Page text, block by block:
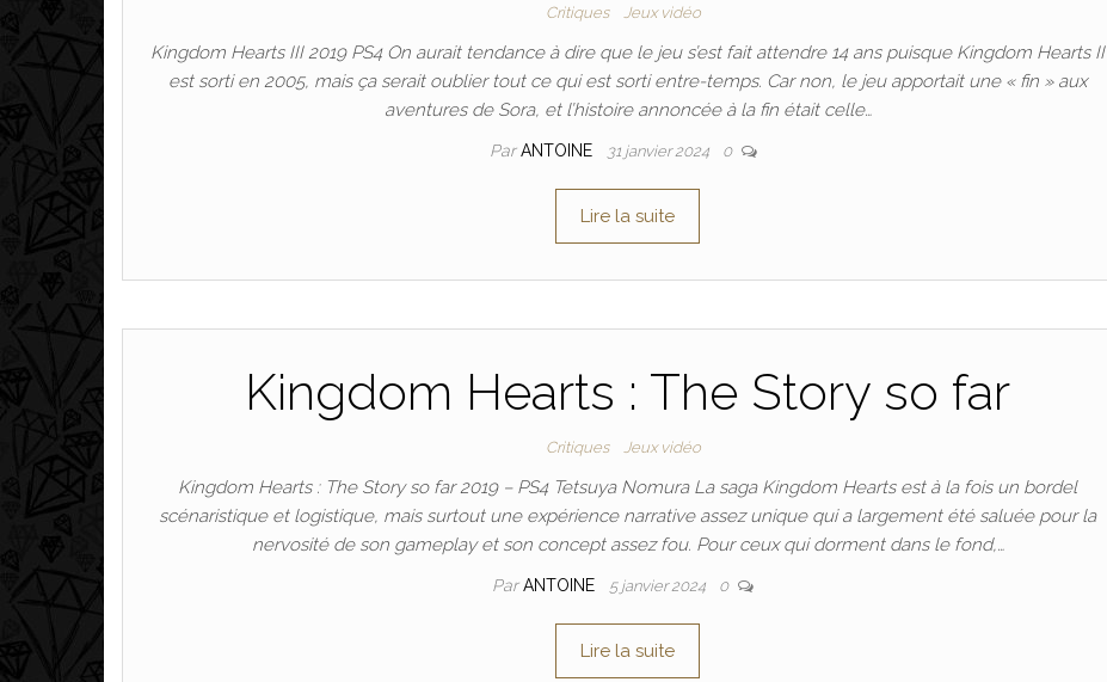
Critiques Jeux vidéo
Kingdom Hearts III 2019 PS4 On aurait tendance à dire que le jeu s’est fait attendre 14 ans puisque Kingdom Hearts II
est sorti en 2005, mais ça serait oublier tout ce qui est sorti entre-temps. Car non, le jeu apportait une « fin » aux
aventures de Sora, et l’histoire annoncée à la fin était celle…
ParANTOINE 31 janvier 2024 0
Lire la suite
Kingdom Hearts : The Story so far
Critiques Jeux vidéo
Kingdom Hearts : The Story so far 2019 – PS4 Tetsuya Nomura La saga Kingdom Hearts est à la fois un bordel
scénaristique et logistique, mais surtout une expérience narrative assez unique qui a largement été saluée pour la
nervosité de son gameplay et son concept assez fou. Pour ceux qui dorment dans le fond,…
ParANTOINE 5 janvier 2024 0
Lire la suite